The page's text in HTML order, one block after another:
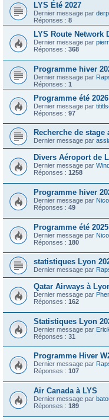
LYS Été 2027
Dernier message par
Réponses : 8
LYS Route Network
Dernier message par
Réponses : 368
Programme hiver
Dernier message par
Réponses : 1
Programme été 2026
Dernier message par
Réponses : 97
Recherche de stage
Dernier message par
Divers Aéroport de
Dernier message par
Réponses : 1258
Programme hiver
Dernier message par
Réponses : 49
Programme été 2025
Dernier message par
Réponses : 180
statistiques Lyon
Dernier message par
Qatar Airways à
Dernier message par
Réponses : 162
Statistiques Lyon
Dernier message par
Réponses : 31
Programme Hiver
Dernier message par
Réponses : 107
Air Canada à LYS
Dernier message par
Réponses : 189